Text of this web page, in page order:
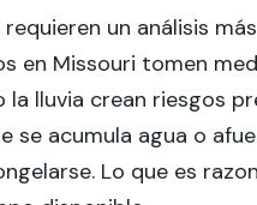
un análisis más
en Missouri tomen
la lluvia crean riesgos
se acumula agua o
Lo que es